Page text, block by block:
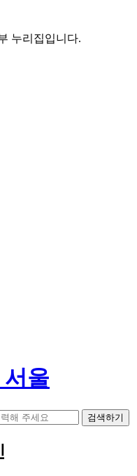
누리집입니다.
서울
검색하기